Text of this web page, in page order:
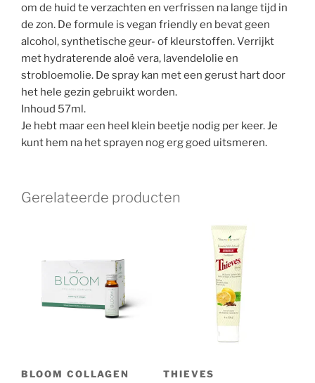
om de huid te verzachten en verfrissen na lange tijd in
de zon. De formule is vegan friendly en bevat geen
alcohol, synthetische geur- of kleurstoffen. Verrijkt
met hydraterende aloë vera, lavendelolie en
strobloemolie. De spray kan met een gerust hart door
het hele gezin gebruikt worden.
Inhoud 57ml.
Je hebt maar een heel klein beetje nodig per keer. Je
kunt hem na het sprayen nog erg goed uitsmeren.
Gerelateerde producten
BLOOM COLLAGEN
THIEVES